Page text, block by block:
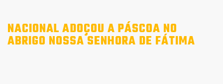
NACIONAL ADOÇOU A PÁSCOA NO
ABRIGO NOSSA SENHORA DE FÁTIMA